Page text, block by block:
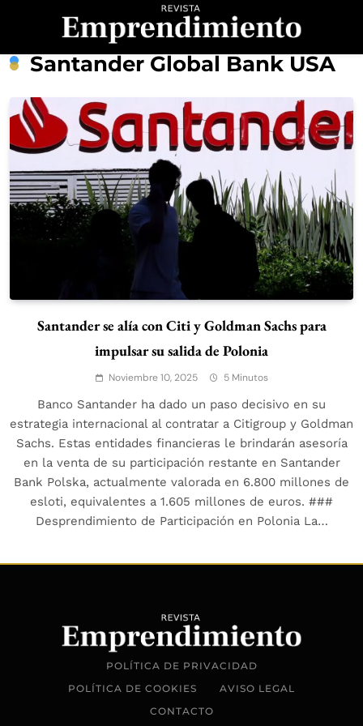
Revista
Emprendimiento
Santander Global Bank USA
Santander se alía con Citi y Goldman Sachs para
impulsar su salida de Polonia
Noviembre 10, 2025 5 Minutos
Banco Santander ha dado un paso decisivo en su
estrategia internacional al contratar a Citigroup y Goldman
Sachs. Estas entidades financieras le brindarán asesoría
en la venta de su participación restante en Santander
Bank Polska, actualmente valorada en 6.800 millones de
esloti, equivalentes a 1.605 millones de euros. ###
Desprendimiento de Participación en Polonia La…
POLÍTICA DE PRIVACIDAD
POLÍTICA DE COOKIES
AVISO LEGAL
CONTACTO